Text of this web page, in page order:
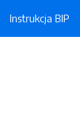
Instrukcja BIP